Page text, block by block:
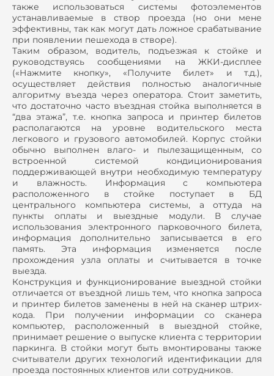
также использоваться системы фотоэлементов
устанавливаемые в створ проезда (но они мене
эффективны, так как могут дать ложное срабатывание
при появлении пешехода в створе).
Таким образом, водитель, подъезжая к стойке и
руководствуясь сообщениями на ЖКИ-дисплее
(«Нажмите кнопку», «Получите билет» и т.д.),
осуществляет действия полностью аналогичные
алгоритму въезда через оператора. Стоит заметить,
что достаточно часто въездная стойка выполняется в
“два этажа”, т.е. кнопка запроса и принтер билетов
располагаются на уровне водительского места
легкового и грузового автомобилей. Корпус стойки
обычно выполнен влаго- и пылезащищенным, со
встроенной системой кондиционирования
поддерживающей внутри необходимую температуру
и влажность. Информация с компьютера
расположенного в стойке поступает в БД
центрального компьютера системы, а оттуда на
пункты оплаты и выездные модули. В случае
использования электронного парковочного билета,
информация дополнительно записывается в его
память. Эта информация изменяется после
прохождения узла оплаты и считывается в точке
выезда.
Конструкция и функционирование выездной стойки
отличается от въездной лишь тем, что кнопка запроса
и принтер билетов заменены в ней на сканер штрих-
кода. При получении информации со сканера
компьютер, расположенный в выездной стойке,
принимает решение о выпуске клиента с территории
паркинга. В стойки могут быть вмонтированы также
считыватели других технологий идентификации для
проезда постоянных клиентов или сотрудников.